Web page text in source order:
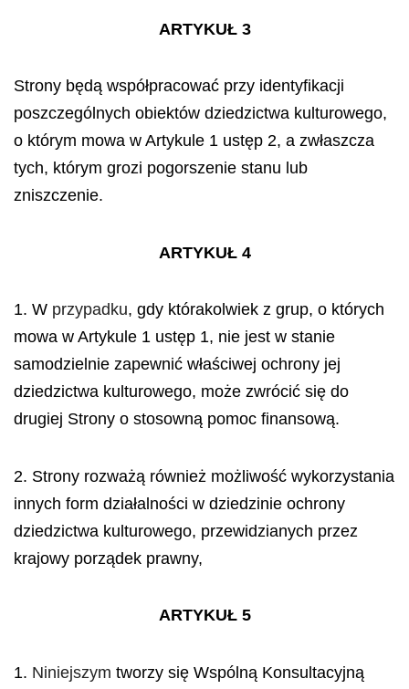
ARTYKUŁ 3
Strony będą współpracować przy identyfikacji
poszczególnych obiektów dziedzictwa kulturowego,
o którym mowa w Artykule 1 ustęp 2, a zwłaszcza
tych, którym grozi pogorszenie stanu lub
zniszczenie.
ARTYKUŁ 4
1. W przypadku, gdy którakolwiek z grup, o których
mowa w Artykule 1 ustęp 1, nie jest w stanie
samodzielnie zapewnić właściwej ochrony jej
dziedzictwa kulturowego, może zwrócić się do
drugiej Strony o stosowną pomoc finansową.
2. Strony rozważą również możliwość wykorzystania
innych form działalności w dziedzinie ochrony
dziedzictwa kulturowego, przewidzianych przez
krajowy porządek prawny,
ARTYKUŁ 5
1. Niniejszym tworzy się Wspólną Konsultacyjną